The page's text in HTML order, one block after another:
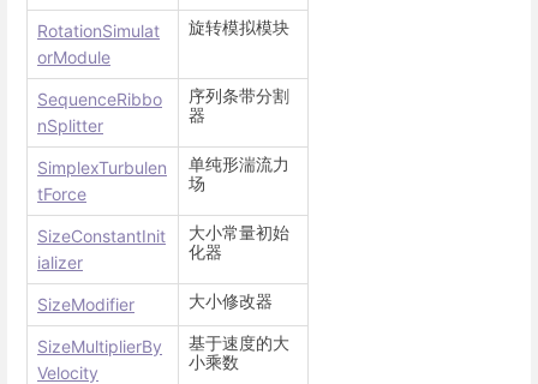
RotationSimulat
orModule
旋转模拟模块
SequenceRibbo
nSplitter
序列条带分割
器
SimplexTurbulen
tForce
单纯形湍流力
场
SizeConstantInit
ializer
大小常量初始
化器
SizeModifier 大小修改器
SizeMultiplierBy
Velocity
基于速度的大
小乘数